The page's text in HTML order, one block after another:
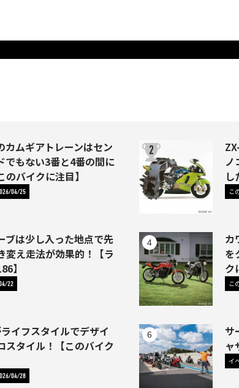
カムギアトレーンはセン
でもない3番と4番の間に
バイクに注目】
04/25
ノ
し
こ
ブは少し入った地点で先
変え走法が効果的！【ラ
】
22
カ
を
ク
こ
イフスタイルでデザイ
スタイル！【このバイク
04/28
サ
ャ
イ